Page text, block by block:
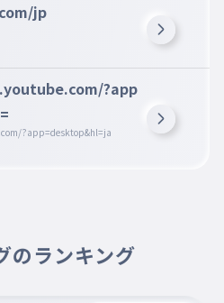
jp
?app
?app=desktop&hl=ja
のランキング